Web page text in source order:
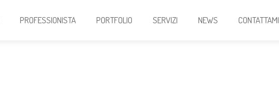
PROFESSIONISTA PORTFOLIO SERVIZI NEWS CONTATTAMI